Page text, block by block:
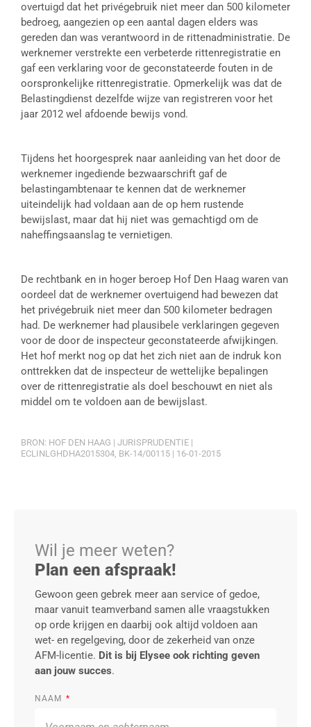
overtuigd dat het privégebruik niet meer dan 500 kilometer
bedroeg, aangezien op een aantal dagen elders was
gereden dan was verantwoord in de rittenadministratie. De
werknemer verstrekte een verbeterde rittenregistratie en
gaf een verklaring voor de geconstateerde fouten in de
oorspronkelijke rittenregistratie. Opmerkelijk was dat de
Belastingdienst dezelfde wijze van registreren voor het
jaar 2012 wel afdoende bewijs vond.
Tijdens het hoorgesprek naar aanleiding van het door de
werknemer ingediende bezwaarschrift gaf de
belastingambtenaar te kennen dat de werknemer
uiteindelijk had voldaan aan de op hem rustende
bewijslast, maar dat hij niet was gemachtigd om de
naheffingsaanslag te vernietigen.
De rechtbank en in hoger beroep Hof Den Haag waren van
oordeel dat de werknemer overtuigend had bewezen dat
het privégebruik niet meer dan 500 kilometer bedragen
had. De werknemer had plausibele verklaringen gegeven
voor de door de inspecteur geconstateerde afwijkingen.
Het hof merkt nog op dat het zich niet aan de indruk kon
onttrekken dat de inspecteur de wettelijke bepalingen
over de rittenregistratie als doel beschouwt en niet als
middel om te voldoen aan de bewijslast.
BRON: HOF DEN HAAG | JURISPRUDENTIE |
ECLINLGHDHA2015304, BK-14/00115 | 16-01-2015
Wil je meer weten?
Plan een afspraak!
Gewoon geen gebrek meer aan service of gedoe,
maar vanuit teamverband samen alle vraagstukken
op orde krijgen en daarbij ook altijd voldoen aan
wet- en regelgeving, door de zekerheid van onze
AFM-licentie. Dit is bij Elysee ook richting geven
aan jouw succes.
NAAM